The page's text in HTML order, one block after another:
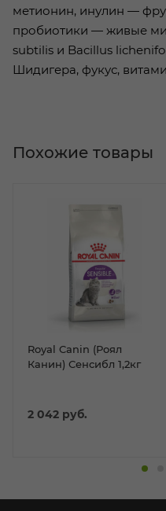
метионин, инулин —
пробиотики — живые
subtilis и Bacillus
Шидигера, фукус,
Royal Canin (Роял
Канин) Сенсибл 1,2кг
2 042 руб.
Похожие товары